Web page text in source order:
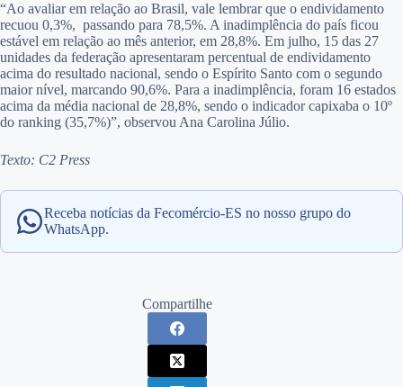
“Ao avaliar em relação ao Brasil, vale lembrar que o endividamento
recuou 0,3%, passando para 78,5%. A inadimplência do país ficou
estável em relação ao mês anterior, em 28,8%. Em julho, 15 das 27
unidades da federação apresentaram percentual de endividamento
acima do resultado nacional, sendo o Espírito Santo com o segundo
maior nível, marcando 90,6%. Para a inadimplência, foram 16 estados
acima da média nacional de 28,8%, sendo o indicador capixaba o 10º
do ranking (35,7%)”, observou Ana Carolina Júlio.
Texto: C2 Press
Receba notícias da Fecomércio-ES no nosso grupo do
WhatsApp.
Compartilhe